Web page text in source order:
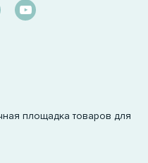
площадка товаров для